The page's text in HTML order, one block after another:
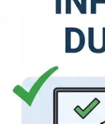
et du
précises
Si vous
de la